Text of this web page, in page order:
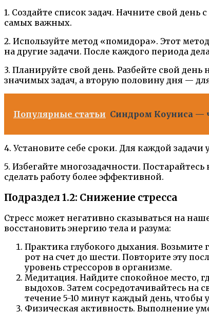
1. Создайте список задач. Начните свой
самых важных.
2. Используйте метод «помидора». Этот
на другие задачи. После каждого периода
3. Планируйте свой день. Разбейте свой
значимых задач, а вторую половину дня —
Популярные статьи Синдром Коуниса —
4. Установите себе сроки. Для каждой
5. Избегайте многозадачности.
сделать работу более эффективной.
Подраздел 1.2: Снижение стресса
Стресс может негативно сказываться на
восстановить энергию тела и разума:
Практика глубокого дыхания. Возьмите
рот на счет до шести. Повторите эту
уровень стрессоров в организме.
Медитация. Найдите спокойное место,
выдохов. Затем сосредотачивайтесь
течение 5-10 минут каждый день, чтобы
Физическая активность. Выполнение